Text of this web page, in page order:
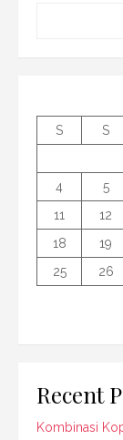
S
S
4
5
11
12
18
19
25
26
Recent
Kombinasi